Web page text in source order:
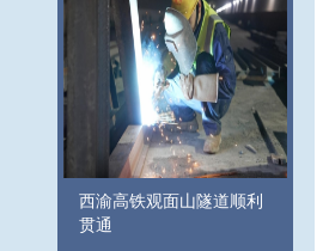
西渝高铁观面山隧道顺利
贯通